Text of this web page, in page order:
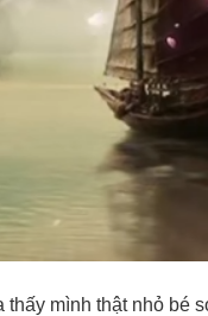
mình thật nhỏ bé